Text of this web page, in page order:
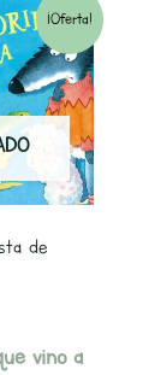
¡Oferta!
de
vino a
El
precio
actual
es:
14,25€.